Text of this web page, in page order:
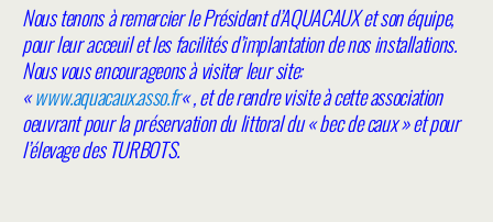
Nous tenons à remercier le Président d’AQUACAUX et son équipe,
pour leur acceuil et les facilités d’implantation de nos installations.
Nous vous encourageons à visiter leur site:
«www.aquacaux.asso.fr« , et de rendre visite à cette association
oeuvrant pour la préservation du littoral du « bec de caux » et pour
l’élevage des TURBOTS.